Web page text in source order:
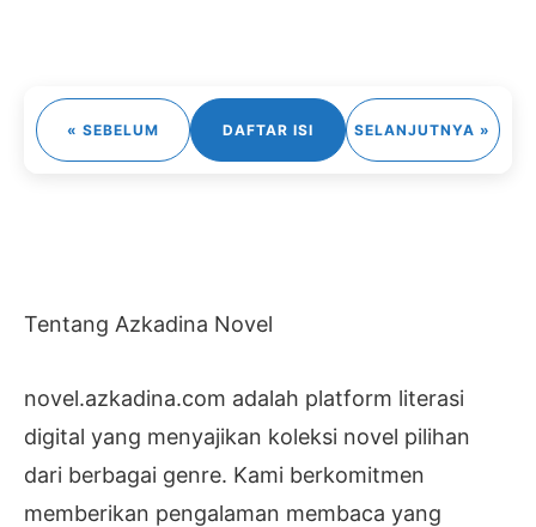
« SEBELUM DAFTAR ISI SELANJUTNYA »
Tentang Azkadina Novel
novel.azkadina.com adalah platform literasi
digital yang menyajikan koleksi novel pilihan
dari berbagai genre. Kami berkomitmen
memberikan pengalaman membaca yang